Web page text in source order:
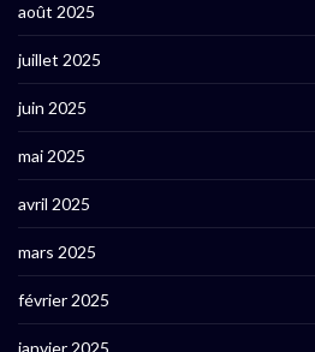
août 2025
juillet 2025
juin 2025
mai 2025
avril 2025
mars 2025
février 2025